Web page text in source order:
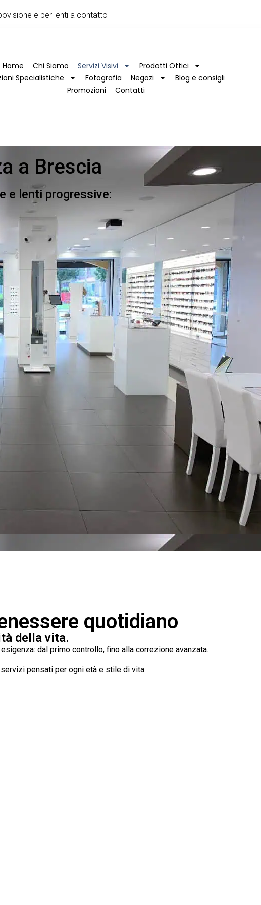
e per lenti a contatto
Home Chi Siamo Servizi Visivi
Prodotti Ottici
Specialistiche
Fotografia Negozi
Blog e consigli
Promozioni
Contatti
a Brescia
e lenti progressive:
quotidiano
della vita.
dal primo controllo, fino alla correzione avanzata.
pensati per ogni età e stile di vita.